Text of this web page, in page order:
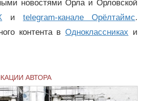
новостями Орла и Орловской
и telegram-канале Орёлтаймс.
контента вОдноклассниках и
АВТОРА